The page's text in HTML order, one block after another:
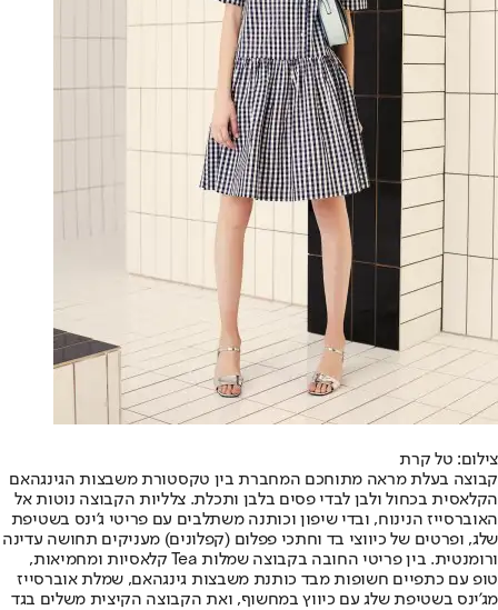
צילום: טל קרת
קבוצה בעלת מראה מתוחכם המחברת בין טקסטורת משבצות הגינגהאם
הקלאסית בכחול ולבן לבדי פסים בלבן ותכלת. צלליות הקבוצה נוטות אל
האוברסייז הנינוח, ובדי שיפון וכותנה משתלבים עם פריטי ג’ינס בשטיפת
שלג, ופרטים של כיווצי בד וחתכי פפלום (קפלונים) מעניקים תחושה עדינה
ורומנטית. בין פריטי החובה בקבוצה שמלות Tea קלאסיות ומחמיאות,
טופ עם כתפיים חשופות מבד כותנת משבצות גינגהאם, שמלת אוברסייז
מג’ינס בשטיפת שלג עם כיווץ במחשוף, ואת הקבוצה הקיצית משלים בגד